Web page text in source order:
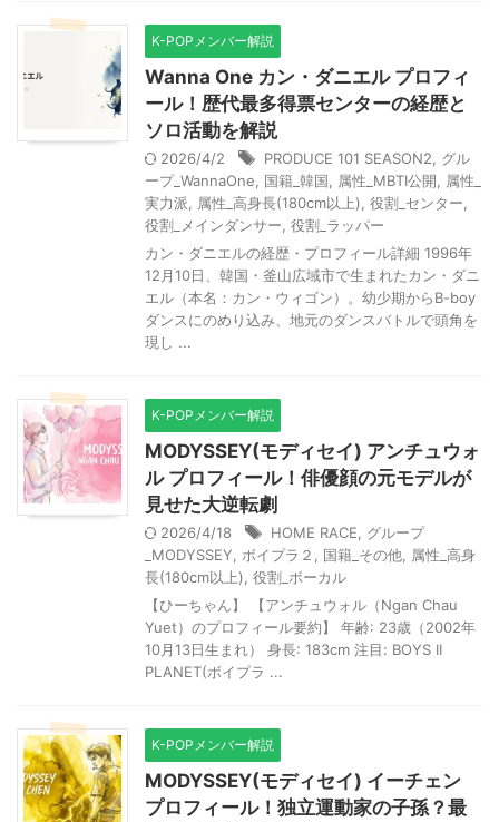
K-POPメンバー解説
Wanna One カン・ダニエル プロフィ
ール！歴代最多得票センターの経歴と
ソロ活動を解説
2026/4/2 PRODUCE 101 SEASON2
グル
ープ_WannaOne
国籍_韓国 属性_MBTI公開
属性_
実力派
属性_高身長(180cm以上) 役割_センター
役割_メインダンサー 役割_ラッパー
カン・ダニエルの経歴・プロフィール詳細 1996年
12月10日、韓国・釜山広域市で生まれたカン・ダニ
エル（本名：カン・ウィゴン）。幼少期からB-boy
ダンスにのめり込み、地元のダンスバトルで頭角を
現し ...
K-POPメンバー解説
MODYSSEY(モディセイ) アンチュウォ
ル プロフィール！俳優顔の元モデルが
見せた大逆転劇
2026/4/18 HOME RACE
グループ
_MODYSSEY
ボイプラ２ 国籍_その他
属性_高身
長(180cm以上) 役割_ボーカル
【ひーちゃん】 【アンチュウォル（Ngan Chau
Yuet）のプロフィール要約】 年齢: 23歳（2002年
10月13日生まれ） 身長: 183cm 注目: BOYS II
PLANET(ボイプラ ...
K-POPメンバー解説
MODYSSEY(モディセイ) イーチェン
プロフィール！独立運動家の子孫？最